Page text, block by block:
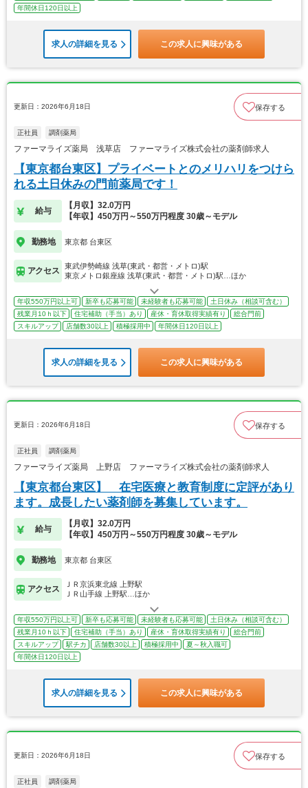
年間休日120日以上
求人の詳細を見る この求人に興味がある
更新日：2026年6月18日 保存する
正社員 調剤薬局
ファーマライズ薬局 浅草店 ファーマライズ株式会社の薬剤師求人
【東京都台東区】プライベートとのメリハリをつけら
れる土日休みの門前薬局です！
給与
【月収】32.0万円
【年収】450万円～550万円程度 30歳～モデル
勤務地 東京都 台東区
アクセス
東武伊勢崎線 浅草(東武・都営・メトロ)駅
東京メトロ銀座線 浅草(東武・都営・メトロ)駅…ほか
年収550万円以上可 新卒も応募可能 未経験者も応募可能
土日休み（相談可含む）
残業月10ｈ以下
住宅補助（手当）あり 産休・育休取得実績有り
総合門前
スキルアップ
店舗数30以上 積極採用中 年間休日120日以上
求人の詳細を見る この求人に興味がある
更新日：2026年6月18日 保存する
正社員 調剤薬局
ファーマライズ薬局 上野店 ファーマライズ株式会社の薬剤師求人
【東京都台東区】 在宅医療と教育制度に定評があり
ます。成長したい薬剤師を募集しています。
給与
【月収】32.0万円
【年収】450万円～550万円程度 30歳～モデル
勤務地 東京都 台東区
アクセス
ＪＲ京浜東北線 上野駅
ＪＲ山手線 上野駅…ほか
年収550万円以上可 新卒も応募可能 未経験者も応募可能
土日休み（相談可含む）
残業月10ｈ以下
住宅補助（手当）あり 産休・育休取得実績有り
総合門前
スキルアップ
駅チカ 店舗数30以上 積極採用中
夏～秋入職可
年間休日120日以上
求人の詳細を見る この求人に興味がある
更新日：2026年6月18日 保存する
正社員 調剤薬局